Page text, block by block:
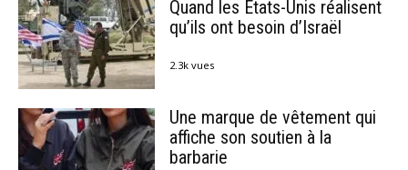
Quand les États-Unis réalisent
qu’ils ont besoin d’Israël
2.3k vues
Une marque de vêtement qui
affiche son soutien à la
barbarie